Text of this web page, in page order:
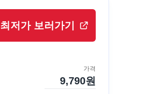
최저가 보러가기
가격
9,790원